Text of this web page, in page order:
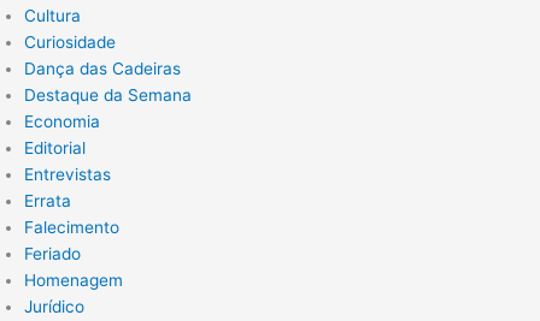
Cultura
Curiosidade
Dança das Cadeiras
Destaque da Semana
Economia
Editorial
Entrevistas
Errata
Falecimento
Feriado
Homenagem
Jurídico